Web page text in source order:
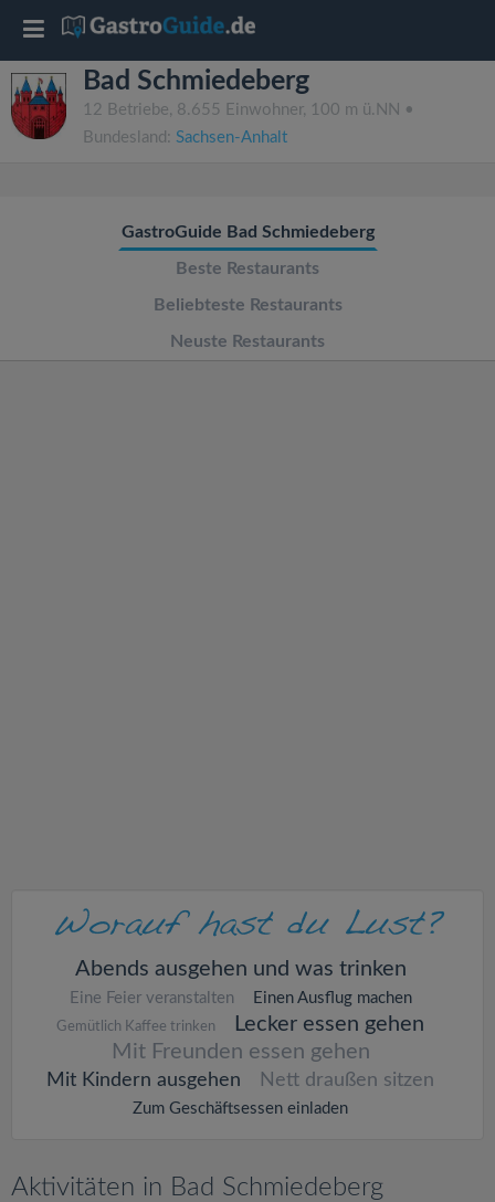
Bad Schmiedeberg
12 Betriebe, 8.655 Einwohner, 100 m ü.NN •
Bundesland: Sachsen-Anhalt
GastroGuide Bad Schmiedeberg
Beste Restaurants
Beliebteste Restaurants
Neuste Restaurants
Abends ausgehen und was trinken
Eine Feier veranstalten Einen Ausflug machen
Gemütlich Kaffee trinken
Lecker essen gehen
Mit Freunden essen gehen
Mit Kindern ausgehen Nett draußen sitzen
Zum Geschäftsessen einladen
Aktivitäten in Bad Schmiedeberg
T
o
g